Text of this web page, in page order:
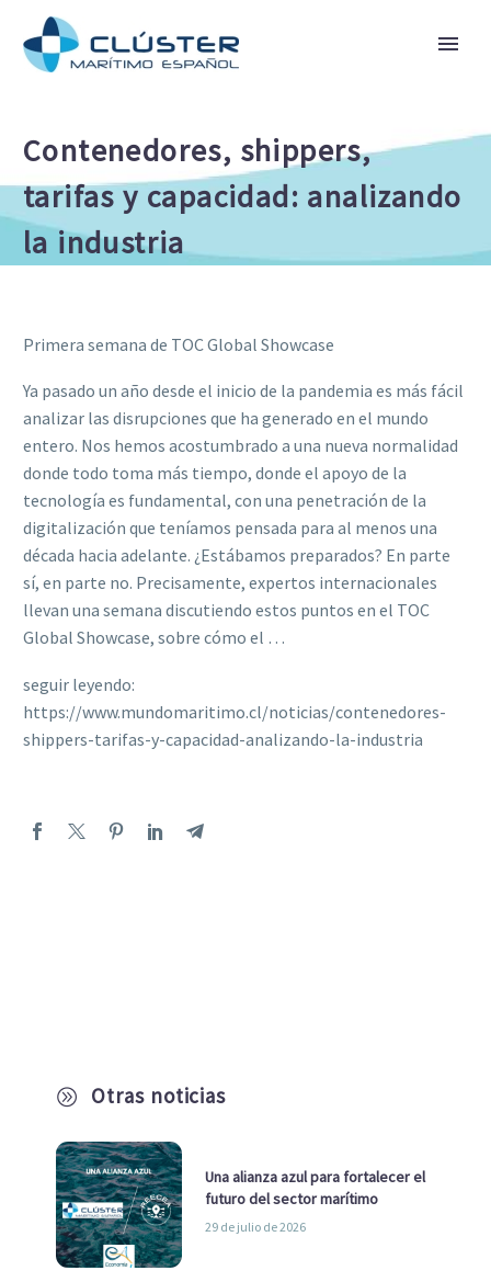
Contenedores, shippers,
tarifas y capacidad: analizando
la industria
A Otras noticias
Una alianza azul para fortalecer el
futuro del sector marítimo
29 de julio de 2026
Primera semana de TOC Global Showcase
Ya pasado un año desde el inicio de la pandemia es más fácil
analizar las disrupciones que ha generado en el mundo
entero. Nos hemos acostumbrado a una nueva normalidad
donde todo toma más tiempo, donde el apoyo de la
tecnología es fundamental, con una penetración de la
digitalización que teníamos pensada para al menos una
década hacia adelante. ¿Estábamos preparados? En parte
sí, en parte no. Precisamente, expertos internacionales
llevan una semana discutiendo estos puntos en el TOC
Global Showcase, sobre cómo el …
seguir leyendo:
https://www.mundomaritimo.cl/noticias/contenedores-
shippers-tarifas-y-capacidad-analizando-la-industria